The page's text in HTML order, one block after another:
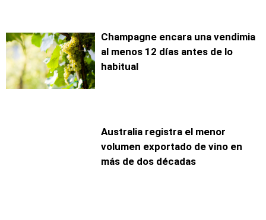
Champagne encara una vendimia
al menos 12 días antes de lo
habitual
Australia registra el menor
volumen exportado de vino en
más de dos décadas